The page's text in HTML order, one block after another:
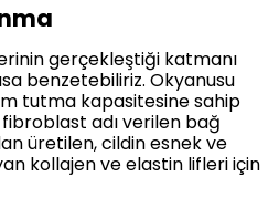
gerçekleştiği katmanı
benzetebiliriz. Okyanusu
tutma kapasitesine sahip
fibroblast adı verilen bağ
üretilen, cildin esnek ve
kollajen ve elastin lifleri için